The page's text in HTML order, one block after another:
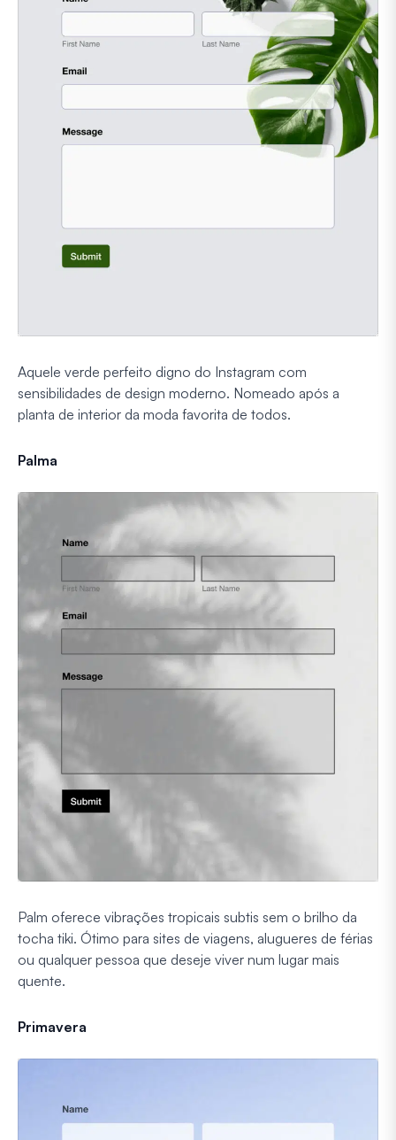
Aquele verde perfeito digno do Instagram com
sensibilidades de design moderno. Nomeado após a
planta de interior da moda favorita de todos.
Palma
Palm oferece vibrações tropicais subtis sem o brilho da
tocha tiki. Ótimo para sites de viagens, alugueres de férias
ou qualquer pessoa que deseje viver num lugar mais
quente.
Primavera